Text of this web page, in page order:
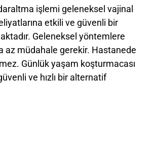
işlemi geleneksel vajinal
etkili ve güvenli bir
Geleneksel yöntemlere
az müdahale gerekir. Hastanede
Günlük yaşam koşturmacası
ve hızlı bir alternatif